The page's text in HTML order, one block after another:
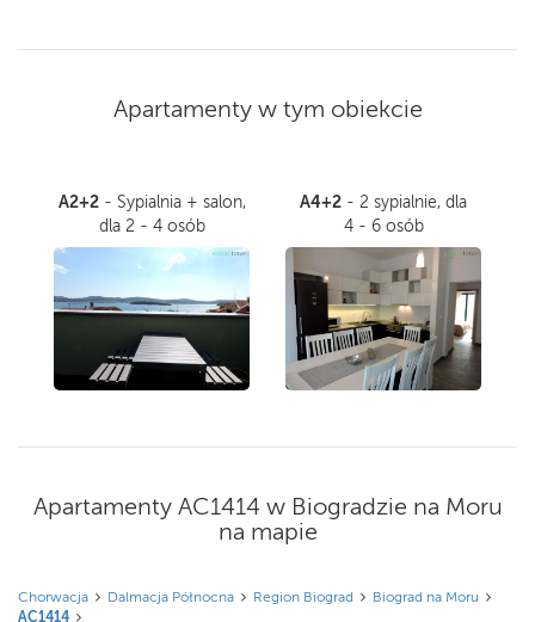
Apartamenty w tym obiekcie
A2+2- Sypialnia + salon,
dla 2 - 4 osób
A4+2 - 2 sypialnie, dla
4 - 6 osób
Apartamenty AC1414 w Biogradzie na Moru
na mapie
Chorwacja Dalmacja Północna Region Biograd
Biograd na Moru
AC1414